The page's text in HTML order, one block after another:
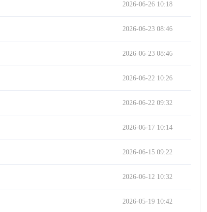
2026-06-26 10:18
2026-06-23 08:46
2026-06-23 08:46
2026-06-22 10:26
2026-06-22 09:32
2026-06-17 10:14
2026-06-15 09:22
2026-06-12 10:32
2026-05-19 10:42